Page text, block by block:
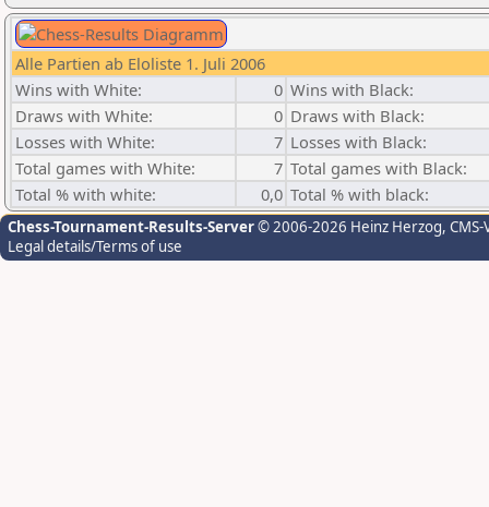
Alle Partien ab Eloliste 1. Juli 2006
Wins with White:
0 Wins with Black:
Draws with White:
0 Draws with Black:
Losses with White:
7 Losses with Black:
Total games with White:
7 Total games with Black:
Total % with white:
0,0 Total % with black:
Chess-Tournament-Results-Server© 2006-2026 Heinz Herzog,
Legal details/Terms of use